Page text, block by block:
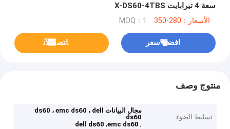
سعة 4 تيرابايت X-DS60-4TBS
الأسعار：280-350 MOQ：1
افضل سعر ﺎﺘﺼﻟ ﺍﻶﻧ
منتوج وصف
تسليط الضوء
مجال البيانات ds60 ، emc ds60 ، dell
ds60
,
emc ds60
,
dell ds60